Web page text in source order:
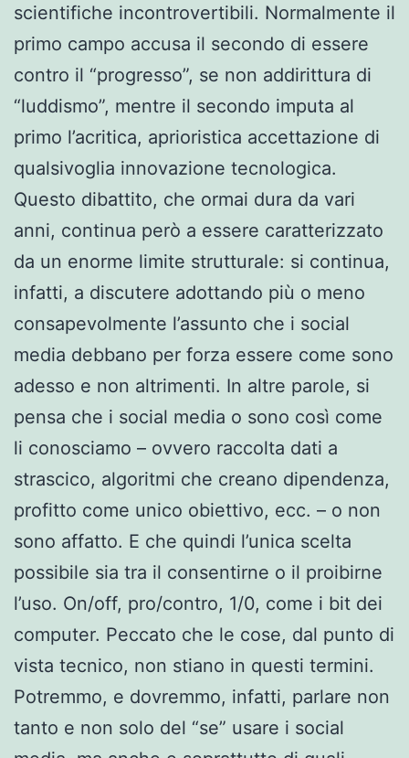
scientifiche incontrovertibili. Normalmente il
primo campo accusa il secondo di essere
contro il “progresso”, se non addirittura di
“luddismo”, mentre il secondo imputa al
primo l’acritica, aprioristica accettazione di
qualsivoglia innovazione tecnologica.
Questo dibattito, che ormai dura da vari
anni, continua però a essere caratterizzato
da un enorme limite strutturale: si continua,
infatti, a discutere adottando più o meno
consapevolmente l’assunto che i social
media debbano per forza essere come sono
adesso e non altrimenti. In altre parole, si
pensa che i social media o sono così come
li conosciamo – ovvero raccolta dati a
strascico, algoritmi che creano dipendenza,
profitto come unico obiettivo, ecc. – o non
sono affatto. E che quindi l’unica scelta
possibile sia tra il consentirne o il proibirne
l’uso. On/off, pro/contro, 1/0, come i bit dei
computer. Peccato che le cose, dal punto di
vista tecnico, non stiano in questi termini.
Potremmo, e dovremmo, infatti, parlare non
tanto e non solo del “se” usare i social